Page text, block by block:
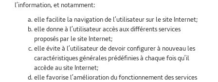
l’information, et notamment:
elle facilite la navigation de l’utilisateur sur le site Internet;
elle donne à l’utilisateur accès aux différents services
proposés par le site Internet;
elle évite à l’utilisateur de devoir configurer à nouveau les
caractéristiques générales prédéfinies à chaque fois qu’il
accède au site Internet;
elle favorise l’amélioration du fonctionnement des services